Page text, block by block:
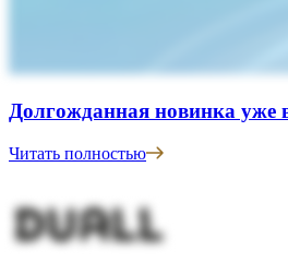
Долгожданная новинка уже
Читать полностью